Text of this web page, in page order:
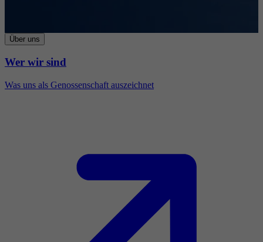
Über uns
Wer wir sind
Was uns als Genossenschaft auszeichnet